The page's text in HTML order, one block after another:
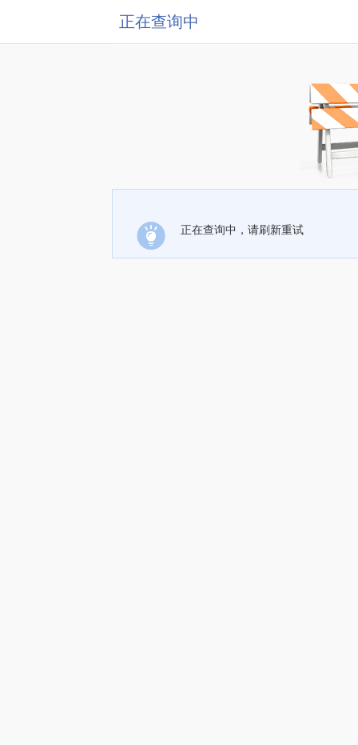
正在查询中
正在查询中，请刷新重试